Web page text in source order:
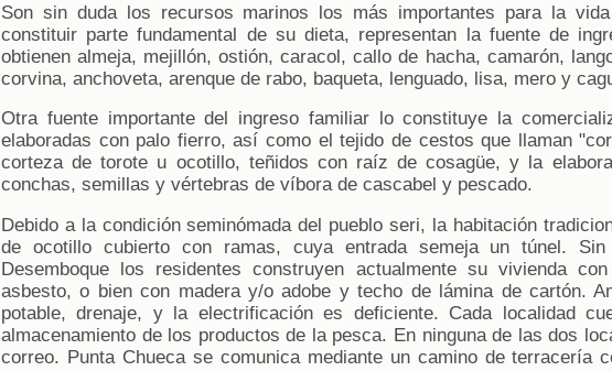
Son sin duda los recursos marinos los más importantes para la
constituir parte fundamental de su dieta, representan la fuente de
obtienen almeja, mejillón, ostión, caracol, callo de hacha, camarón,
corvina, anchoveta, arenque de rabo, baqueta, lenguado, lisa, mero y
Otra fuente importante del ingreso familiar lo constituye la
elaboradas con palo fierro, así como el tejido de cestos que llaman
corteza de torote u ocotillo, teñidos con raíz de cosagüe, y la
conchas, semillas y vértebras de víbora de cascabel y pescado.
Debido a la condición seminómada del pueblo seri, la habitación
de ocotillo cubierto con ramas, cuya entrada semeja un túnel.
Desemboque los residentes construyen actualmente su vivienda
asbesto, o bien con madera y/o adobe y techo de lámina de cartón.
potable, drenaje, y la electrificación es deficiente. Cada localidad
almacenamiento de los productos de la pesca. En ninguna de las dos
correo. Punta Chueca se comunica mediante un camino de terracería